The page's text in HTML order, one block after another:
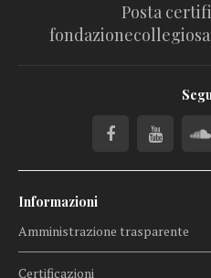
Posta
Informazioni
Amministrazione trasparente
Certificazioni